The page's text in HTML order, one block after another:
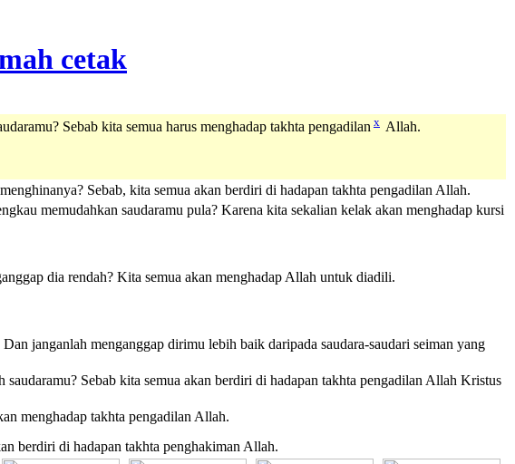
Sebab kita semua harus menghadap takhta pengadilan x Allah.
Sebab, kita semua akan berdiri di hadapan takhta pengadilan Allah.
memudahkan saudaramu pula? Karena kita sekalian kelak akan menghadap kursi
dia rendah? Kita semua akan menghadap Allah untuk diadili.
janganlah menganggap dirimu lebih baik daripada saudara-saudari seiman yang
Sebab kita semua akan berdiri di hadapan takhta pengadilan Allah Kristus
menghadap takhta pengadilan Allah.
berdiri di hadapan takhta penghakiman Allah.